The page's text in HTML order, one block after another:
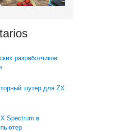
разработчиков
шутер для ZX
Spectrum в